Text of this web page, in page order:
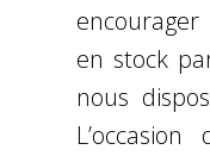
en stock
nous